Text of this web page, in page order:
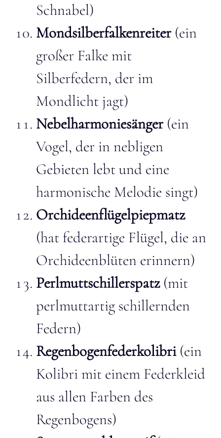
Schnabel)
Mondsilberfalkenreiter(ein
großer Falke mit
Silberfedern, der im
Mondlicht jagt)
Nebelharmoniesänger(ein
Vogel, der in nebligen
Gebieten lebt und eine
harmonische Melodie singt)
Orchideenflügelpiepmatz
(hat federartige Flügel, die an
Orchideenblüten erinnern)
Perlmuttschillerspatz(mit
perlmuttartig schillernden
Federn)
Regenbogenfederkolibri(ein
Kolibri mit einem Federkleid
aus allen Farben des
Regenbogens)